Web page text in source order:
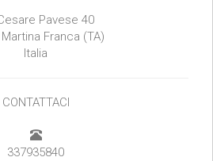
Pavese 40
Franca (TA)
Italia
CONTATTACI
337935840